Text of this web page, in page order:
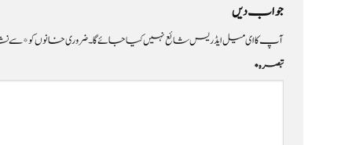
جواب دیں
آپ کا ای میل ایڈریس شائع نہیں کیا جائے گا۔ضروری خانوں کو*سے
تبصرہ*